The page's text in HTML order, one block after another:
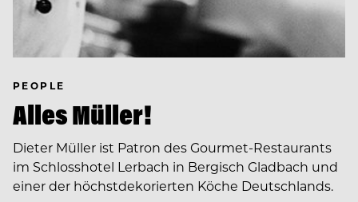
PEOPLE
Alles Müller!
Dieter Müller ist Patron des Gourmet-Restaurants
im Schlosshotel Lerbach in Bergisch Gladbach und
einer der höchstdekorierten Köche Deutschlands.